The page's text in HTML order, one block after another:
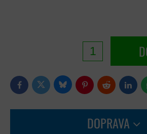
FacebookTwitter BlueskyPinterestReddit
DOPRAVA